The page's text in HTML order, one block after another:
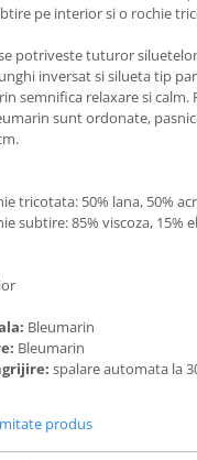
pe interior si o rochie
potriveste tuturor
inversat si silueta tip
semnifica relaxare si calm.
sunt ordonate,
tricotata: 50% lana, 50%
subtire: 85% viscoza, 15%
Bleumarin
Bleumarin
spalare automata la
produs